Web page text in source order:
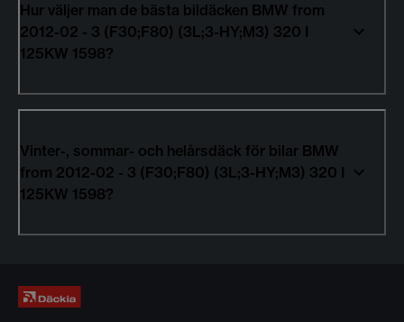
Hur väljer man de bästa bildäcken BMW from
2012-02 - 3 (F30;F80) (3L;3-HY;M3) 320 I
125KW 1598?
Vinter-, sommar- och helårsdäck för bilar BMW
from 2012-02 - 3 (F30;F80) (3L;3-HY;M3) 320 I
125KW 1598?